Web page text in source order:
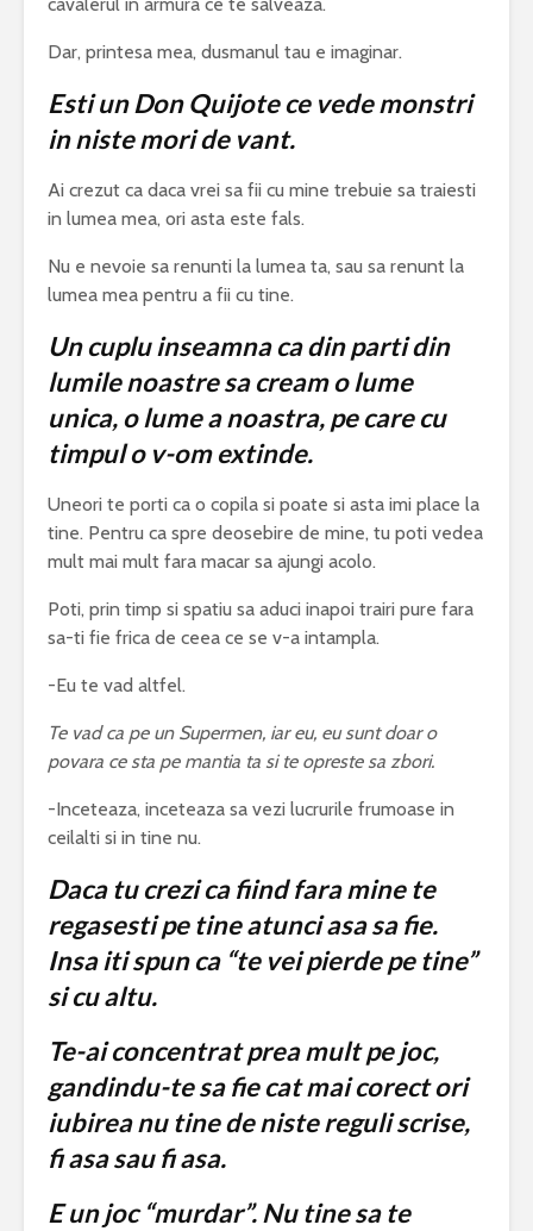
Dar, printesa mea, dusmanul tau e imaginar.
Esti un Don Quijote ce vede monstri
in niste mori de vant.
Ai crezut ca daca vrei sa fii cu mine trebuie sa traiesti
in lumea mea, ori asta este fals.
Nu e nevoie sa renunti la lumea ta, sau sa renunt la
lumea mea pentru a fii cu tine.
Un cuplu inseamna ca din parti din
lumile noastre sa cream o lume
unica, o lume a noastra, pe care cu
timpul o v-om extinde.
Uneori te porti ca o copila si poate si asta imi place la
tine. Pentru ca spre deosebire de mine, tu poti vedea
mult mai mult fara macar sa ajungi acolo.
Poti, prin timp si spatiu sa aduci inapoi trairi pure fara
sa-ti fie frica de ceea ce se v-a intampla.
-Eu te vad altfel.
Te vad ca pe un Supermen, iar eu, eu sunt doar o
povara ce sta pe mantia ta si te opreste sa zbori.
-Inceteaza, inceteaza sa vezi lucrurile frumoase in
ceilalti si in tine nu.
Daca tu crezi ca fiind fara mine te
regasesti pe tine atunci asa sa fie.
Insa iti spun ca “te vei pierde pe tine”
si cu altu.
Te-ai concentrat prea mult pe joc,
gandindu-te sa fie cat mai corect ori
iubirea nu tine de niste reguli scrise,
fi asa sau fi asa.
E un joc “murdar”. Nu tine sa te